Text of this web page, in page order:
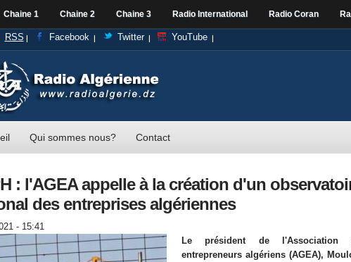
Chaine 1 Chaine 2 Chaine 3 Radio International Radio Coran
RSS Facebook Twitter YouTube
Qui sommes nous? Contact
: l'AGEA appelle à la création d'un
des entreprises algériennes
- 15:41
Le président de l'Association
entrepreneurs algériens (AGEA),